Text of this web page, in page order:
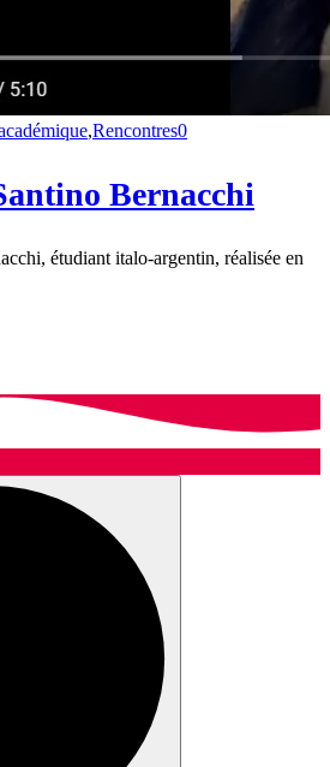
,Rencontres0
Bernacchi
étudiant italo-argentin, réalisée en